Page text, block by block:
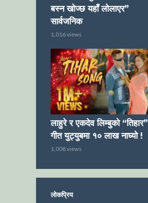
बस्न खोज्छ यहाँ लोलाएर”
सार्वजनिक
1,016 views
लाहुरे र एकदेव लिम्बुको “तिहार”
गीत युट्युबमा १० लाख नाघ्यो !
1,008 views
लोकप्रिय